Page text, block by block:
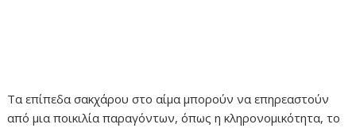
Τα επίπεδα σακχάρου στο αίμα μπορούν να επηρεαστούν
από μια ποικιλία παραγόντων, όπως η κληρονομικότητα, το